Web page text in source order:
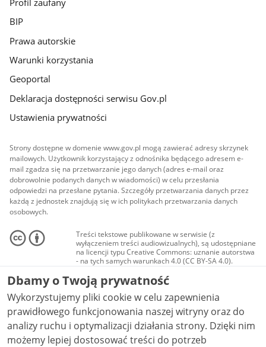
Profil zaufany
BIP
Prawa autorskie
Warunki korzystania
Geoportal
Deklaracja dostępności serwisu Gov.pl
Ustawienia prywatności
Strony dostępne w domenie www.gov.pl mogą zawierać adresy skrzynek
mailowych. Użytkownik korzystający z odnośnika będącego adresem e-
mail zgadza się na przetwarzanie jego danych (adres e-mail oraz
dobrowolnie podanych danych w wiadomości) w celu przesłania
odpowiedzi na przesłane pytania. Szczegóły przetwarzania danych przez
każdą z jednostek znajdują się w ich politykach przetwarzania danych
osobowych.
Treści tekstowe publikowane w serwisie (z
wyłączeniem treści audiowizualnych), są udostępniane
na licencji typu Creative Commons: uznanie autorstwa
- na tych samych warunkach 4.0 (CC BY-SA 4.0).
Materiały audiowizualne, w tym zdjęcia, materiały
audio i wideo, są udostępniane na licencji typu
Creative Commons: uznanie autorstwa użycie
niekomercyjne - bez utworów zależnych 4.0 (CC BY-
NC-ND 4.0), o ile nie jest to stwierdzone inaczej.
Dbamy o Twoją prywatność
Wykorzystujemy pliki cookie w celu zapewnienia
prawidłowego funkcjonowania naszej witryny oraz do
analizy ruchu i optymalizacji działania strony. Dzięki nim
możemy lepiej dostosować treści do potrzeb